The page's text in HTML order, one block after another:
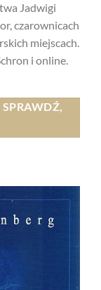
Jadwigi
czarownicach
miejscach.
i online.